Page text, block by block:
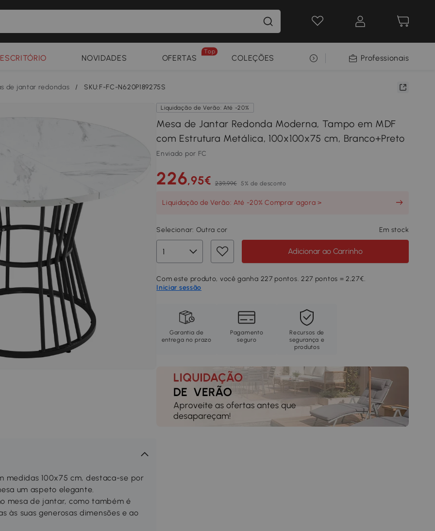
NOVIDADES OFERTAS
Top
COLEÇÕES SELEÇÃO PREMIUMProfessionais
de jantar redondas / SKU:F-FC-N620P189275S
Liquidação de Verão: Até -20%
Mesa de Jantar Redonda Moderna, Tampo em MDF
com Estrutura Metálica, 100x100x75 cm, Branco+Preto
Enviado por FC
226,95€ 239,99€ 5% de desconto
Liquidação de Verão: Até -20% Comprar agora >
Selecionar: Outra cor Em stock
Adicionar ao Carrinho
Com este produto, você ganha 227 pontos. 227 pontos = 2,27€.
Iniciar sessão
Garantia de
entrega no prazo
Pagamento
seguro
Recursos de
segurança e
produtos
medidas 100x75 cm, destaca-se por
um aspeto elegante.
mesa de jantar, como também é
às suas generosas dimensões e ao